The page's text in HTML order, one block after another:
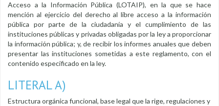
Acceso a la Información Pública (LOTAIP), en la que se hace
mención al ejercicio del derecho al libre acceso a la información
pública por parte de la ciudadanía y el cumplimiento de las
instituciones públicas y privadas obligadas por la ley a proporcionar
la información pública; y, de recibir los informes anuales que deben
presentar las instituciones sometidas a este reglamento, con el
contenido especificado en la ley.
LITERAL A)
Estructura orgánica funcional, base legal que la rige, regulaciones y